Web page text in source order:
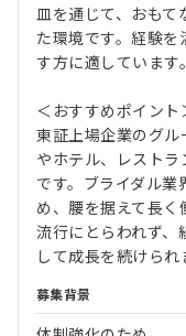
皿を通じて、おも
た環境です。経験
す方に適しています
＜おすすめポイント
東証上場企業のグル
やホテル、レスト
です。ブライダル業
め、腰を据えて長く
流行にとらわれず、
して成長を続けられ
募集背景